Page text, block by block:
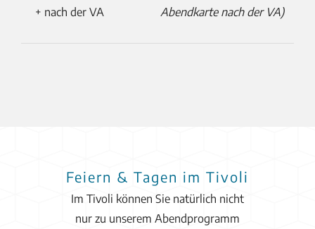
+ nach der VA
Abendkarte nach der VA)
Feiern & Tagen im Tivoli
Im Tivoli können Sie natürlich nicht
nur zu unserem Abendprogramm